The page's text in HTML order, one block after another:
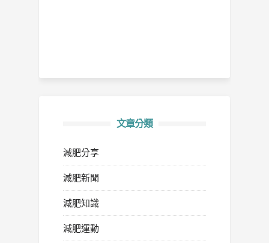
文章分類
減肥分享
減肥新聞
減肥知識
減肥運動